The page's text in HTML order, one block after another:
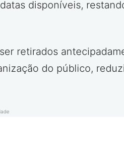
disponíveis,
retirados
do público,